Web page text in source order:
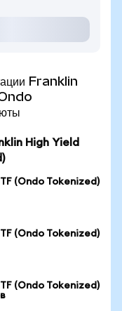
Franklin
High Yield
(Ondo Tokenized)
(Ondo Tokenized)
(Ondo Tokenized)